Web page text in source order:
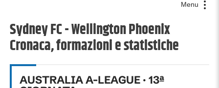
Menu
Sydney FC - Wellington Phoenix
Cronaca, formazioni e statistiche
AUSTRALIA A-LEAGUE · 13ª